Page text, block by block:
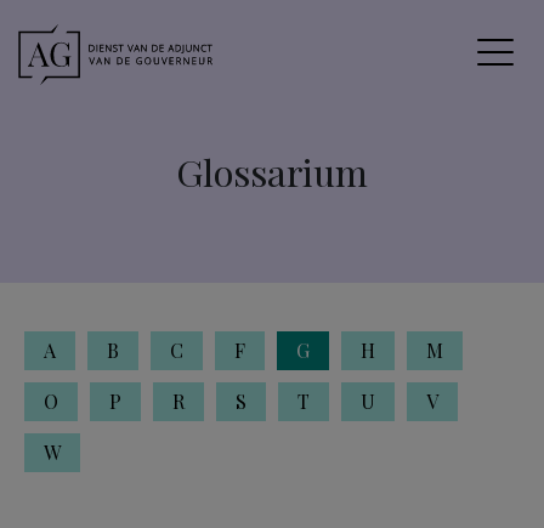
Glossarium
A B C F G H
M
O
P R S T U
V
W